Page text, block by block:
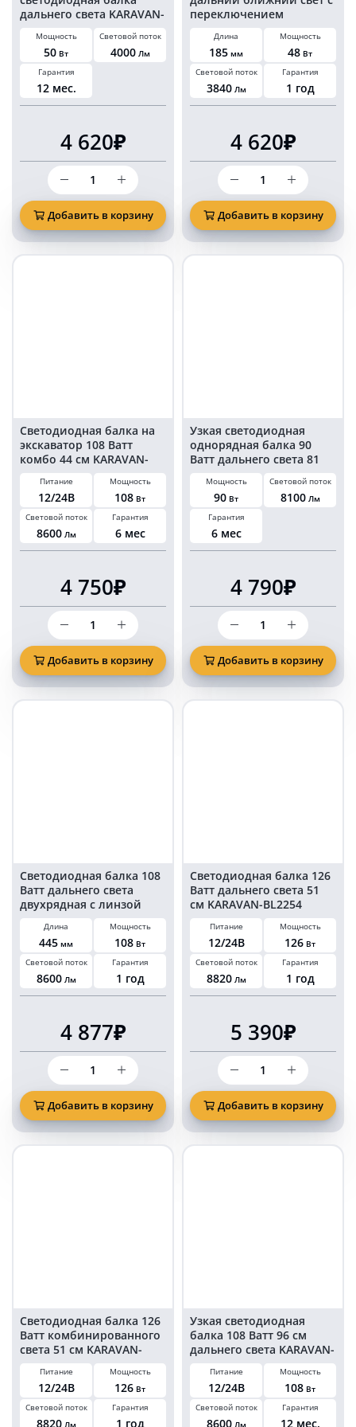
дальнего света KARAVAN-
BL115050S
Мощность
50 Вт
Световой поток
4000 Лм
Гарантия
12 мес.
4 620₽
Количество
товара
50
Ватт
29
см
светодиодная
Добавить в корзину
переключением
KARAVAN-BL154148C
Длина
185 мм
Мощность
48 Вт
Световой поток
3840 Лм
Гарантия
1 год
4 620₽
Количество
товара
Фара
балка
48
Ватт
18
Добавить в корзину
Cветодиодная балка на
экскаватор 108 Ватт
комбо 44 см KARAVAN-
BL1214108C
Питание
12/24В
Мощность
108 Вт
Световой поток
8600 Лм
Гарантия
6 мес
4 750₽
Количество
товара
Cветодиодная
балка
на
экскаватор
108
Добавить в корзину
Узкая светодиодная
однорядная балка 90
Ватт дальнего света 81
см KARAVAN-BL114090S
Мощность
90 Вт
Световой поток
8100 Лм
Гарантия
6 мес
4 790₽
Количество
товара
Узкая
светодиодная
однорядная
балка
90
Добавить в корзину
Светодиодная балка 108
Ватт дальнего света
двухрядная с линзой
KARAVAN-BL1777108S
Длина
445 мм
Мощность
108 Вт
Световой поток
8600 Лм
Гарантия
1 год
4 877₽
Количество
товара
Светодиодная
балка
108
Ватт
дальнего
Добавить в корзину
Светодиодная балка 126
Ватт дальнего света 51
см KARAVAN-BL2254
Питание
12/24В
Мощность
126 Вт
Световой поток
8820 Лм
Гарантия
1 год
5 390₽
Количество
товара
Светодиодная
балка
126
Ватт
дальнего
Добавить в корзину
Светодиодная балка 126
Ватт комбинированного
света 51 см KARAVAN-
BL1215126C
Питание
12/24В
Мощность
126 Вт
Световой поток
8820 Лм
Гарантия
1 год
Узкая светодиодная
балка 108 Ватт 96 см
дальнего света KARAVAN-
1108Питание
12/24В
Мощность
108 Вт
Световой поток
8600 Лм
Гарантия
12 мес.